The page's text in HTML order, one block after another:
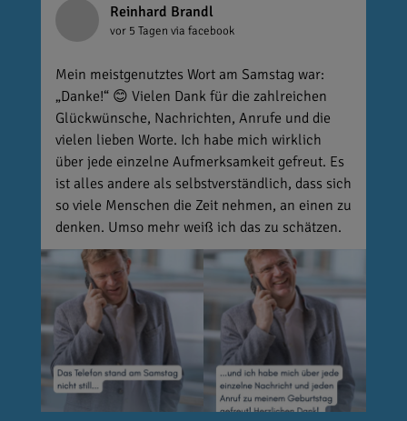
Reinhard Brandl
vor 5 Tagen via facebook
Mein meistgenutztes Wort am Samstag war:
„Danke!“ 😊 Vielen Dank für die zahlreichen
Glückwünsche, Nachrichten, Anrufe und die
vielen lieben Worte. Ich habe mich wirklich
über jede einzelne Aufmerksamkeit gefreut. Es
ist alles andere als selbstverständlich, dass sich
so viele Menschen die Zeit nehmen, an einen zu
denken. Umso mehr weiß ich das zu schätzen.